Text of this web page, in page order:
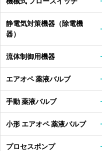
静電気対策機器（除電機
器）
流体制御用機器
エアオペ 薬液バルブ
手動 薬液バルブ
小形 エアオペ 薬液バルブ
プロセスポンプ